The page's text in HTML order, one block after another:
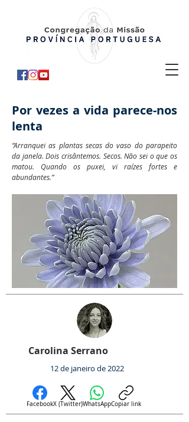
Por vezes a vida parece-nos
lenta
“Arranquei as plantas secas do vaso do parapeito
da janela. Dois crisântemos. Secos. Não sei o que os
matou. Quando os puxei, vi raízes fortes e
abundantes.”
Carolina Serrano
12 de janeiro de 2022
FacebookX (Twitter)WhatsAppCopiar link